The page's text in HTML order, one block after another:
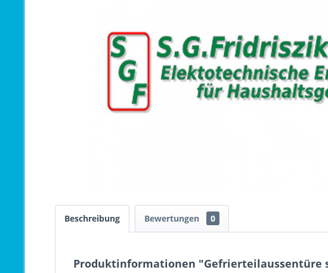
Beschreibung Bewertungen 0
Produktinformationen "Gefrierteilaussentüre